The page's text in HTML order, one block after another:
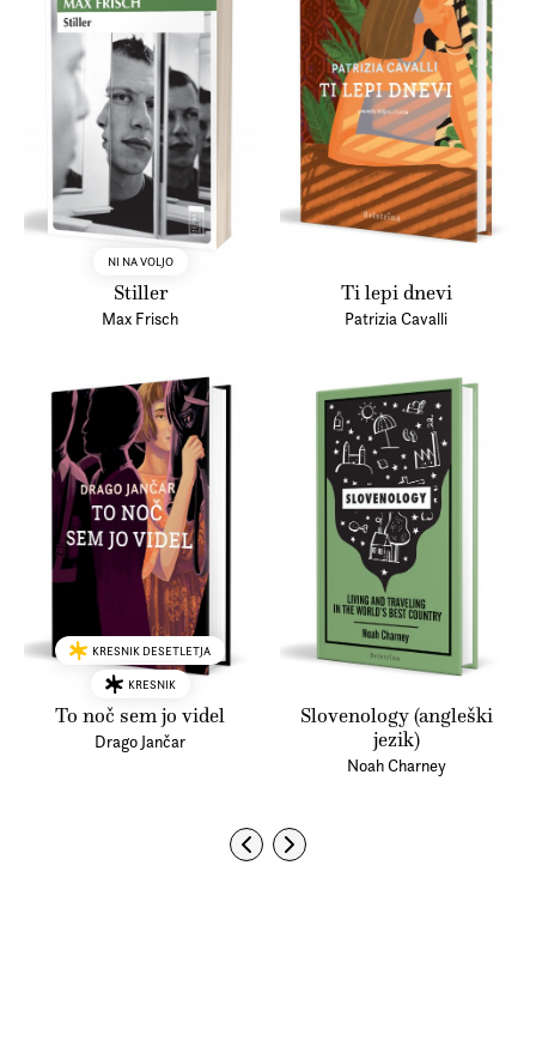
NI NA VOLJO
Stiller
Max Frisch
Ti lepi dnevi
Patrizia Cavalli
KRESNIK DESETLETJA
KRESNIK
To noč sem jo videl
Drago Jančar
Slovenology (angleški
jezik)
Noah Charney